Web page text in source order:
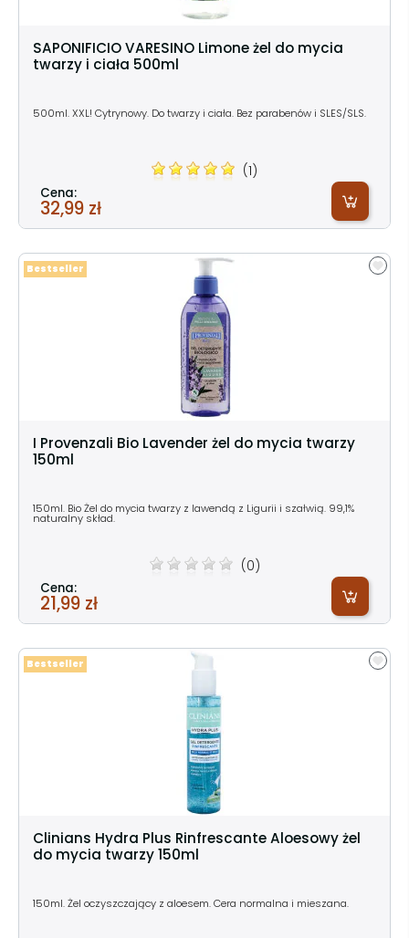
SAPONIFICIO VARESINO Limone żel do mycia
twarzy i ciała 500ml
500ml. XXL! Cytrynowy. Do twarzy i ciała. Bez parabenów i SLES/SLS.
(1)
Cena:
32,99 zł
I Provenzali Bio Lavender żel do mycia twarzy
150ml
150ml. Bio Żel do mycia twarzy z lawendą z Ligurii i szałwią. 99,1%
naturalny skład.
(0)
Cena:
21,99 zł
Bestseller
Clinians Hydra Plus Rinfrescante Aloesowy żel
do mycia twarzy 150ml
150ml. Żel oczyszczający z aloesem. Cera normalna i mieszana.
Bestseller